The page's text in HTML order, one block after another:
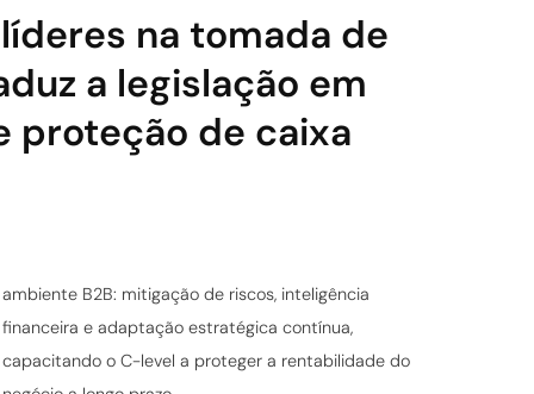
na tomada de
a legislação em
proteção de caixa
ambiente B2B: mitigação de riscos, inteligência
financeira e adaptação estratégica contínua,
capacitando o C-level a proteger a rentabilidade do